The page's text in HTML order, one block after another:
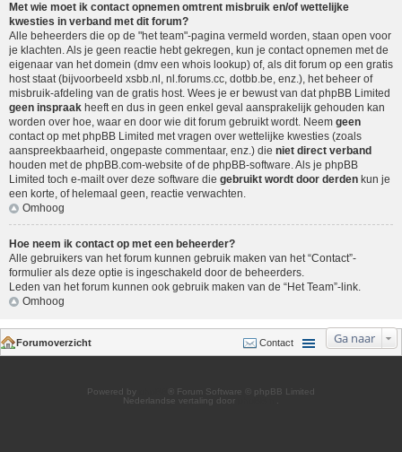
Met wie moet ik contact opnemen omtrent misbruik en/of wettelijke
kwesties in verband met dit forum?
Alle beheerders die op de "het team"-pagina vermeld worden, staan open voor
je klachten. Als je geen reactie hebt gekregen, kun je contact opnemen met de
eigenaar van het domein (dmv een whois lookup) of, als dit forum op een gratis
host staat (bijvoorbeeld xsbb.nl, nl.forums.cc, dotbb.be, enz.), het beheer of
misbruik-afdeling van de gratis host. Wees je er bewust van dat phpBB Limited
geen inspraak heeft en dus in geen enkel geval aansprakelijk gehouden kan
worden over hoe, waar en door wie dit forum gebruikt wordt. Neem geen
contact op met phpBB Limited met vragen over wettelijke kwesties (zoals
aanspreekbaarheid, ongepaste commentaar, enz.) die niet direct verband
houden met de phpBB.com-website of de phpBB-software. Als je phpBB
Limited toch e-mailt over deze software die gebruikt wordt door derden kun je
een korte, of helemaal geen, reactie verwachten.
Omhoog
Hoe neem ik contact op met een beheerder?
Alle gebruikers van het forum kunnen gebruik maken van het “Contact”-
formulier als deze optie is ingeschakeld door de beheerders.
Leden van het forum kunnen ook gebruik maken van de “Het Team”-link.
Omhoog
Ga naar
Forumoverzicht Contact
Powered by
® Forum Software © phpBB Limited
Nederlandse vertaling door
.